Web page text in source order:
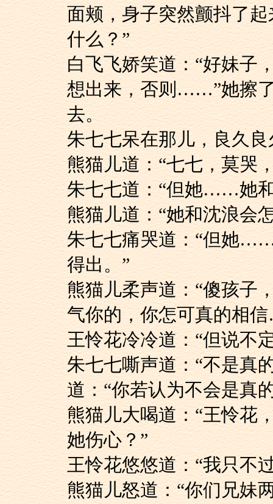
面颊，身子突然颤抖了
什么？”
白飞飞娇笑道：“好妹
想出来，否则……”她擦
去。
朱七七呆在那儿，良
熊猫儿道：“七七，莫
朱七七道：“但她
熊猫儿道：“她和沈浪
朱七七痛哭道：“但
得出。”
熊猫儿柔声道：“傻孩
气你的，你怎可真的相
王怜花冷冷道：“但说
朱七七嘶声道：“不
道：“你若认为不会是真
熊猫儿大喝道：“王怜
她伤心？”
王怜花悠悠道：“我只
熊猫儿怒道：“你们兄